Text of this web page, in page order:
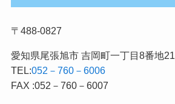
〒488-0827
愛知県尾張旭市 吉岡町一丁目8番地21
TEL:052－760－6006
FAX :052－760－6007